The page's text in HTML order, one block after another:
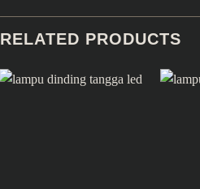
RELATED PRODUCTS